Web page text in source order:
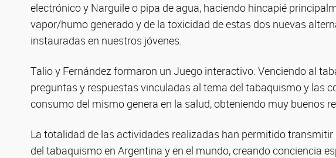
electrónico y Narguile o pipa de agua, haciendo hincapié
vapor/humo generado y de la toxicidad de estas dos nuevas
instauradas en nuestros jóvenes.
Talio y Fernández formaron un Juego interactivo: Venciendo al
preguntas y respuestas vinculadas al tema del tabaquismo y las
consumo del mismo genera en la salud, obteniendo muy buenos
La totalidad de las actividades realizadas han permitido transmitir
del tabaquismo en Argentina y en el mundo, creando conciencia